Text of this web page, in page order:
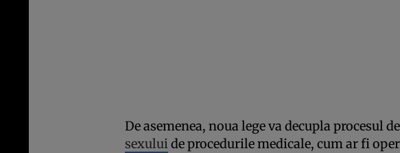
De asemenea, noua lege va decupla procesul de
sexuluide procedurile medicale, cum ar fi